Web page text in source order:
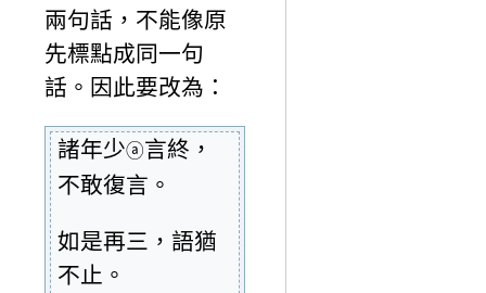
兩句話，不能像原
先標點成同一句
話。因此要改為：
諸年少ⓐ言終，
不敢復言。
如是再三，語猶
不止。